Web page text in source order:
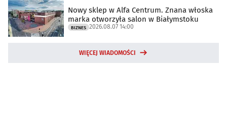
Nowy sklep w Alfa Centrum. Znana włoska
marka otworzyła salon w Białymstoku
BIZNES 2026.08.07 14:00
WIĘCEJ WIADOMOŚCI